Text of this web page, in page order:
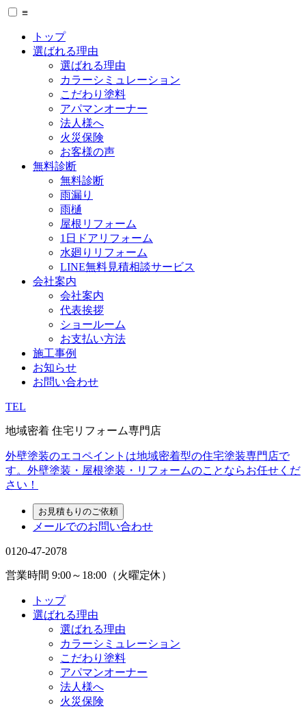
≡
トップ
選ばれる理由
選ばれる理由
カラーシミュレーション
こだわり塗料
アパマンオーナー
法人様へ
火災保険
お客様の声
無料診断
無料診断
雨漏り
雨樋
屋根リフォーム
1日ドアリフォーム
水廻りリフォーム
LINE無料見積相談サービス
会社案内
会社案内
代表挨拶
ショールーム
お支払い方法
施工事例
お知らせ
お問い合わせ
TEL
地域密着 住宅リフォーム専門店
外壁塗装のエコペイントは地域密着型の住宅塗装専門店で
す。外壁塗装・屋根塗装・リフォームのことならお任せくだ
さい！
お見積もりのご依頼
メールでのお問い合わせ
0120-47-2078
営業時間 9:00～18:00（火曜定休）
トップ
選ばれる理由
選ばれる理由
カラーシミュレーション
こだわり塗料
アパマンオーナー
法人様へ
火災保険